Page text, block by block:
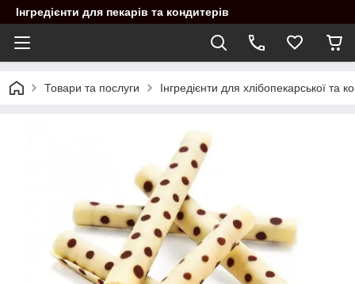
Інгредієнти для пекарів та кондитерів
Товари та послуги Інгредієнти для хлібопекарської та